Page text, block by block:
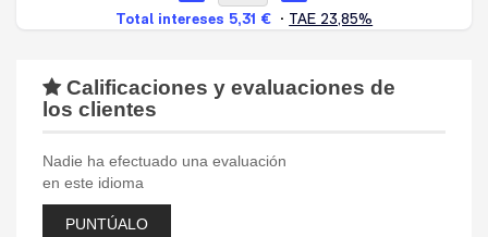
Calificaciones y evaluaciones de
los clientes
Nadie ha efectuado una evaluación
en este idioma
PUNTÚALO